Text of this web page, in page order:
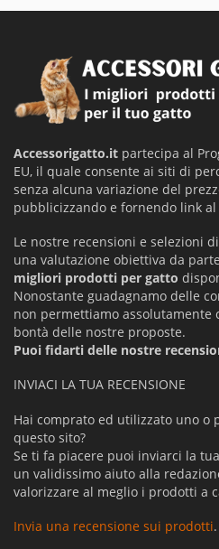
Accessorigatto.it partecipa al
EU, il quale consente ai siti di
senza alcuna variazione del
pubblicizzando e fornendo link
Le nostre recensioni e selezioni
una valutazione obiettiva da
migliori prodotti per gatto
Nonostante guadagnamo delle
non permettiamo assolutamente
bontà delle nostre proposte.
Puoi fidarti delle nostre
INVIACI LA TUA RECENSIONE
Hai comprato ed utilizzato uno o
questo sito?
Se ti fa piacere puoi inviarci la
un validissimo aiuto alla
valorizzare al meglio i prodotti a
Invia una recensione sui prodotti.